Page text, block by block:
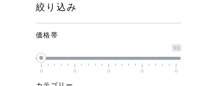
絞り込み
価格帯
¥0
0 0 0 0 0